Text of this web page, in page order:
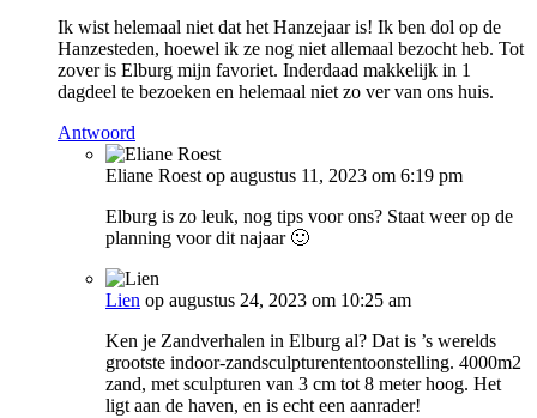
Ik wist helemaal niet dat het Hanzejaar is! Ik ben dol op de
Hanzesteden, hoewel ik ze nog niet allemaal bezocht heb. Tot
zover is Elburg mijn favoriet. Inderdaad makkelijk in 1
dagdeel te bezoeken en helemaal niet zo ver van ons huis.
Antwoord
Eliane Roest op augustus 11, 2023 om 6:19 pm
Elburg is zo leuk, nog tips voor ons? Staat weer op de
planning voor dit najaar 🙂
Lien op augustus 24, 2023 om 10:25 am
Ken je Zandverhalen in Elburg al? Dat is ’s werelds
grootste indoor-zandsculpturententoonstelling. 4000m2
zand, met sculpturen van 3 cm tot 8 meter hoog. Het
ligt aan de haven, en is echt een aanrader!